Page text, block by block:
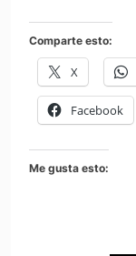
Comparte esto:
X
Facebook
Me gusta esto: